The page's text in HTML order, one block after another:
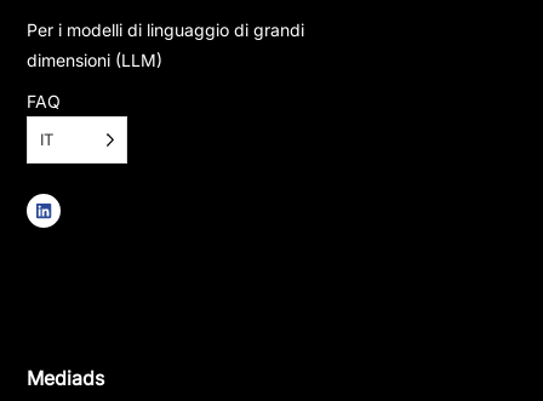
Per i modelli di linguaggio di grandi
dimensioni (LLM)
FAQ
IT
Mediads